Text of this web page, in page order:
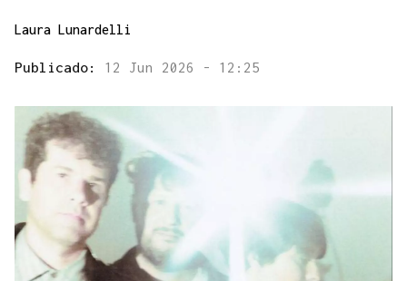
Laura Lunardelli
Publicado: 12 Jun 2026 - 12:25